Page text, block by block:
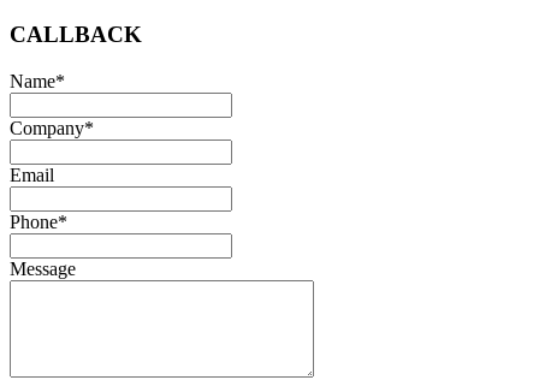
CALLBACK
Name*
Company*
Email
Phone*
Message